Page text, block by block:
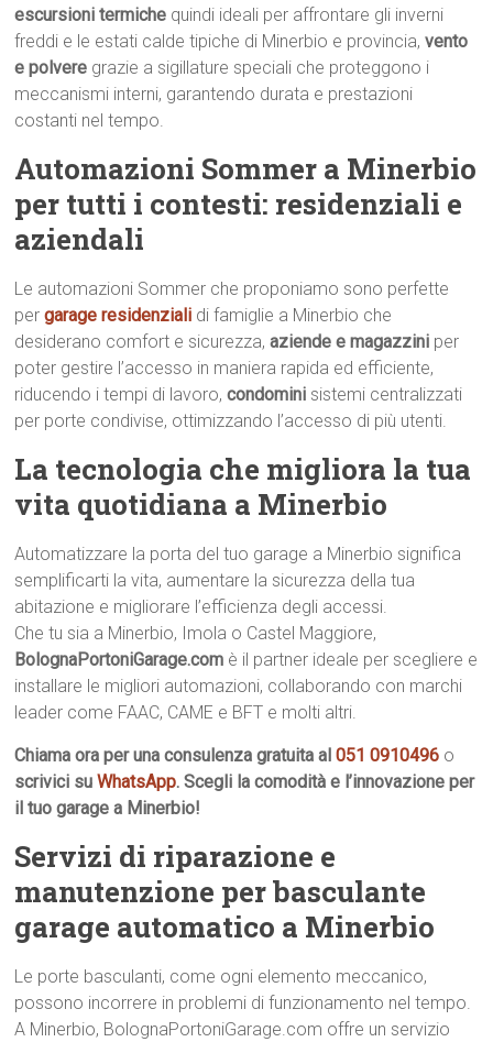
escursioni termiche quindi ideali per affrontare gli inverni
freddi e le estati calde tipiche di Minerbio e provincia,vento
e polvere grazie a sigillature speciali che proteggono i
meccanismi interni, garantendo durata e prestazioni
costanti nel tempo.
Automazioni Sommer a Minerbio
per tutti i contesti: residenziali e
aziendali
Le automazioni Sommer che proponiamo sono perfette
pergarage residenziali di famiglie a Minerbio che
desiderano comfort e sicurezza,aziende e magazzini per
poter gestire l’accesso in maniera rapida ed efficiente,
riducendo i tempi di lavoro,condomini sistemi centralizzati
per porte condivise, ottimizzando l’accesso di più utenti.
La tecnologia che migliora la tua
vita quotidiana a Minerbio
Automatizzare la porta del tuo garage a Minerbio significa
semplificarti la vita, aumentare la sicurezza della tua
abitazione e migliorare l’efficienza degli accessi.
Che tu sia a Minerbio, Imola o Castel Maggiore,
BolognaPortoniGarage.com è il partner ideale per scegliere e
installare le migliori automazioni, collaborando con marchi
leader come FAAC, CAME e BFT e molti altri.
Chiama ora per una consulenza gratuita al051 0910496 o
scrivici suWhatsApp. Scegli la comodità e l’innovazione per
il tuo garage a Minerbio!
Servizi di riparazione e
manutenzione per basculante
garage automatico a Minerbio
Le porte basculanti, come ogni elemento meccanico,
possono incorrere in problemi di funzionamento nel tempo.
A Minerbio, BolognaPortoniGarage.com offre un servizio